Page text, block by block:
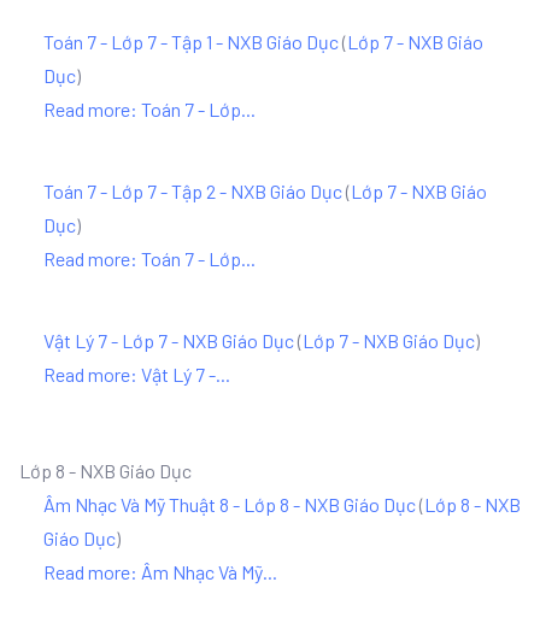
Toán 7 - Lớp 7 - Tập 1 - NXB Giáo Dục(Lớp 7 - NXB Giáo
Dục)
Read more: Toán 7 - Lớp...
Toán 7 - Lớp 7 - Tập 2 - NXB Giáo Dục(Lớp 7 - NXB Giáo
Dục)
Read more: Toán 7 - Lớp...
Vật Lý 7 - Lớp 7 - NXB Giáo Dục(Lớp 7 - NXB Giáo Dục)
Read more: Vật Lý 7 -...
Lớp 8 - NXB Giáo Dục
Âm Nhạc Và Mỹ Thuật 8 - Lớp 8 - NXB Giáo Dục(Lớp 8 - NXB
Giáo Dục)
Read more: Âm Nhạc Và Mỹ...